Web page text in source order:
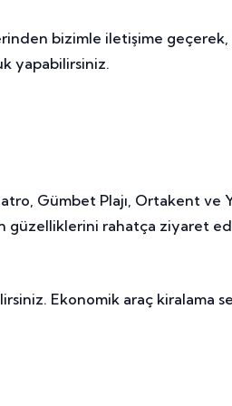
bizimle iletişime geçerek,
yapabilirsiniz.
Gümbet Plajı, Ortakent ve
güzelliklerini rahatça ziyaret
Ekonomik araç kiralama